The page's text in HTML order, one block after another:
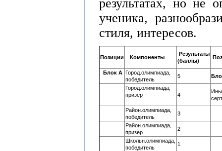
результатах, но не
ученика,
стиля, интересов.
Позиции Компоненты
Результаты
(баллы)
Блок А Город.олимпиада,
победитель
5
Город.олимпиада,
призер
4
Район.олимпиада,
победитель
3
Район.олимпиада,
призер
2
Школьн.олимпиада,
победитель
1